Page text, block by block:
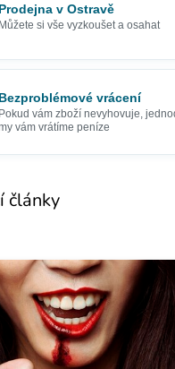
Prodejna v Ostravě
Můžete si vše vyzkoušet a osahat
Bezproblémové vrácení
Pokud vám zboží nevyhovuje,
vám vrátíme peníze
články